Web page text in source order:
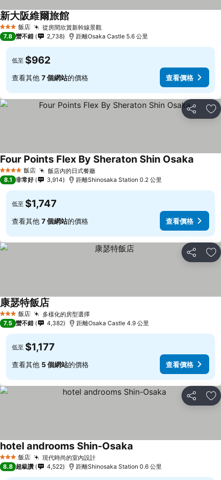
3 星級 飯店 從房間欣賞新幹線景觀查看價格
新大阪維爾旅館
7.8 蠻不錯 2,738 距離Osaka Castle 5.6 公里
低至 $962
查看其他 7 個網站的價格 查看價格
分享 加
4 星級 飯店 飯店內的日式餐廳查看價格
Four Points Flex By Sheraton Shin Osaka
8.1 非常好 3,914 距離Shinosaka Station 0.2 公里
低至 $1,747
查看其他 7 個網站的價格 查看價格
分享 加
3 星級 飯店 多樣化的房型選擇查看價格
康瑟特飯店
7.5 蠻不錯 4,382 距離Osaka Castle 4.9 公里
低至 $1,177
查看其他 5 個網站的價格 查看價格
分享 加
3 星級 飯店 現代時尚的室內設計查看價格
hotel androoms Shin-Osaka
8.8 超級讚 4,522 距離Shinosaka Station 0.6 公里